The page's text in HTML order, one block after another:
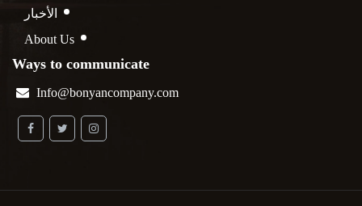
الأخبار
About Us
Ways to communicate
Info@bonyancompany.com